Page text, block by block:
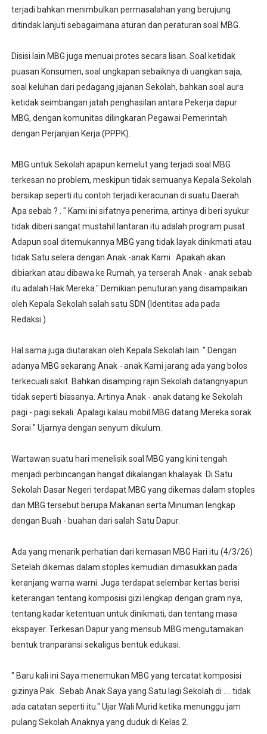
terjadi bahkan menimbulkan permasalahan yang berujung
ditindak lanjuti sebagaimana aturan dan peraturan soal MBG.
Disisi lain MBG juga menuai protes secara lisan. Soal ketidak
puasan Konsumen, soal ungkapan sebaiknya di uangkan saja,
soal keluhan dari pedagang jajanan Sekolah, bahkan soal aura
ketidak seimbangan jatah penghasilan antara Pekerja dapur
MBG, dengan komunitas dilingkaran Pegawai Pemerintah
dengan Perjanjian Kerja (PPPK).
MBG untuk Sekolah apapun kemelut yang terjadi soal MBG
terkesan no problem, meskipun tidak semuanya Kepala Sekolah
bersikap seperti itu contoh terjadi keracunan di suatu Daerah.
Apa sebab ? . " Kami ini sifatnya penerima, artinya di beri syukur
tidak diberi sangat mustahil lantaran itu adalah program pusat.
Adapun soal ditemukannya MBG yang tidak layak dinikmati atau
tidak Satu selera dengan Anak -anak Kami . Apakah akan
dibiarkan atau dibawa ke Rumah, ya terserah Anak - anak sebab
itu adalah Hak Mereka." Demikian penuturan yang disampaikan
oleh Kepala Sekolah salah satu SDN (Identitas ada pada
Redaksi.)
Hal sama juga diutarakan oleh Kepala Sekolah lain. " Dengan
adanya MBG sekarang Anak - anak Kami jarang ada yang bolos
terkecuali sakit. Bahkan disamping rajin Sekolah datangnyapun
tidak seperti biasanya. Artinya Anak - anak datang ke Sekolah
pagi - pagi sekali. Apalagi kalau mobil MBG datang Mereka sorak
Sorai " Ujarnya dengan senyum dikulum.
Wartawan suatu hari menelisik soal MBG yang kini tengah
menjadi perbincangan hangat dikalangan khalayak. Di Satu
Sekolah Dasar Negeri terdapat MBG yang dikemas dalam stoples
dan MBG tersebut berupa Makanan serta Minuman lengkap
dengan Buah - buahan dari salah Satu Dapur.
Ada yang menarik perhatian dari kemasan MBG Hari itu (4/3/26)
Setelah dikemas dalam stoples kemudian dimasukkan pada
keranjang warna warni. Juga terdapat selembar kertas berisi
keterangan tentang komposisi gizi lengkap dengan gram nya,
tentang kadar ketentuan untuk dinikmati, dan tentang masa
ekspayer. Terkesan Dapur yang mensub MBG mengutamakan
bentuk tranparansi sekaligus bentuk edukasi.
" Baru kali ini Saya menemukan MBG yang tercatat komposisi
gizinya Pak . Sebab Anak Saya yang Satu lagi Sekolah di .... tidak
ada catatan seperti itu." Ujar Wali Murid ketika menunggu jam
pulang Sekolah Anaknya yang duduk di Kelas 2.